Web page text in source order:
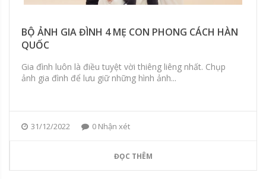
BỘ ẢNH GIA ĐÌNH 4 MẸ CON PHONG CÁCH HÀN
QUỐC
Gia đình luôn là điều tuyệt vời thiêng liêng nhất. Chụp
ảnh gia đình để lưu giữ những hình ảnh...
31/12/2022 0 Nhận xét
ĐỌC THÊM